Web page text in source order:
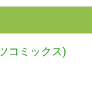
コミックス)